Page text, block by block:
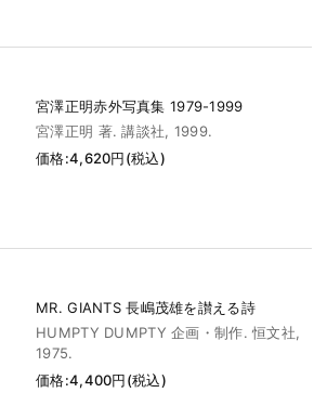
宮澤正明赤外写真集 1979-1999
宮澤正明 著. 講談社, 1999.
価格:4,620円(税込)
MR. GIANTS 長嶋茂雄を讃える詩
HUMPTY DUMPTY 企画・制作. 恒文社,
1975.
価格:4,400円(税込)